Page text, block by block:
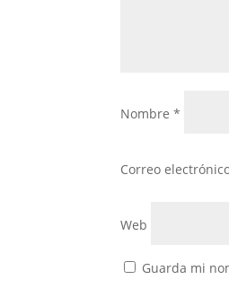
Nombre*
Correo
Web
Guarda mi